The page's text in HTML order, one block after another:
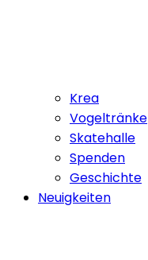
Krea
Vogeltränke
Skatehalle
Spenden
Geschichte
Neuigkeiten